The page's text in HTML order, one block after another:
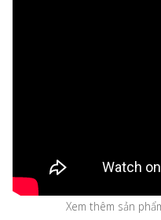
Xem thêm sản